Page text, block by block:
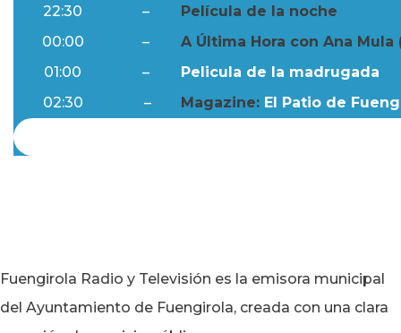
22:30
–
Película de la noche
00:00
–
A Última Hora con Ana Mula
01:00
–
Pelicula de la madrugada
02:30
– Magazine: El Patio de
Fuengirola Radio y Televisión es la emisora municipal
del Ayuntamiento de Fuengirola, creada con una clara